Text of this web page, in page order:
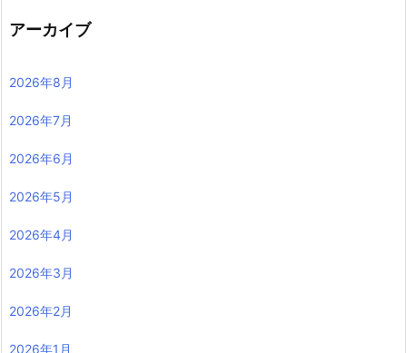
アーカイブ
2026年8月
2026年7月
2026年6月
2026年5月
2026年4月
2026年3月
2026年2月
2026年1月